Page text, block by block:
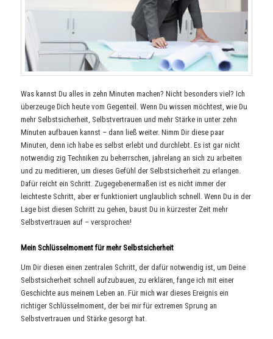
Was kannst Du alles in zehn Minuten machen? Nicht besonders viel? Ich
überzeuge Dich heute vom Gegenteil. Wenn Du wissen möchtest, wie Du
mehr Selbstsicherheit, Selbstvertrauen und mehr Stärke in unter zehn
Minuten aufbauen kannst – dann ließ weiter. Nimm Dir diese paar
Minuten, denn ich habe es selbst erlebt und durchlebt. Es ist gar nicht
notwendig zig Techniken zu beherrschen, jahrelang an sich zu arbeiten
und zu meditieren, um dieses Gefühl der Selbstsicherheit zu erlangen.
Dafür reicht ein Schritt. Zugegebenermaßen ist es nicht immer der
leichteste Schritt, aber er funktioniert unglaublich schnell. Wenn Du in der
Lage bist diesen Schritt zu gehen, baust Du in kürzester Zeit mehr
Selbstvertrauen auf – versprochen!
Mein Schlüsselmoment für mehr Selbstsicherheit
Um Dir diesen einen zentralen Schritt, der dafür notwendig ist, um Deine
Selbstsicherheit schnell aufzubauen, zu erklären, fange ich mit einer
Geschichte aus meinem Leben an. Für mich war dieses Ereignis ein
richtiger Schlüsselmoment, der bei mir für extremen Sprung an
Selbstvertrauen und Stärke gesorgt hat.